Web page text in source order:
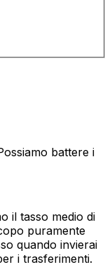
battere i
il tasso medio di
puramente
quando invierai
i trasferimenti.